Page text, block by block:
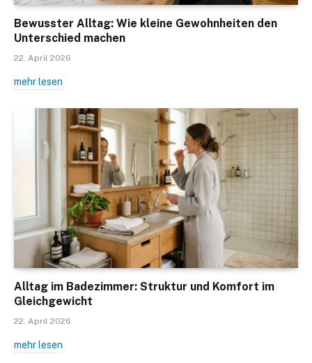
Bewusster Alltag: Wie kleine Gewohnheiten den
Unterschied machen
22. April 2026
mehr lesen
Alltag im Badezimmer: Struktur und Komfort im
Gleichgewicht
22. April 2026
mehr lesen